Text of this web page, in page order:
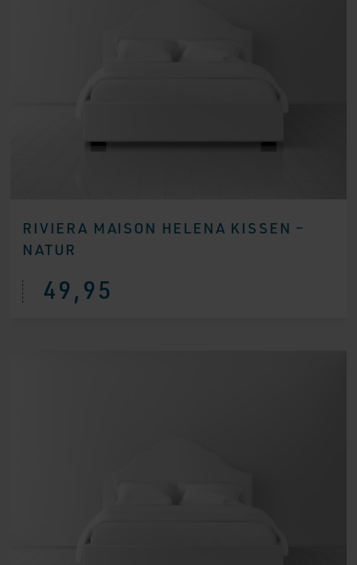
RIVIERA MAISON HELENA KISSEN –
NATUR
49,95